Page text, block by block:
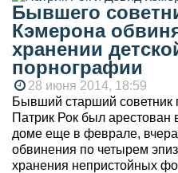
Бывшего
Кэмерона
хранении
порнографии
28 июня 2014, 18:59
Бывший старший советник
Патрик Рок был арестован
доме еще в феврале,
обвинения по четырем
хранения непристойных